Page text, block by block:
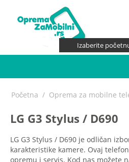
Izaberite
Početna / Oprema za mobilne
LG G3 Stylus / D690
LG G3 Stylus / D690 je odličan
karakteristike kamere. Ovaj
opremu i servis. Kod nas možete